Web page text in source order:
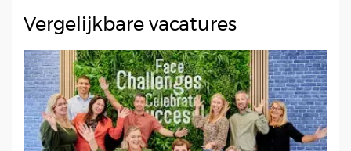
Vergelijkbare vacatures